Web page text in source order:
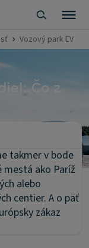
Vozový park EV
Čo z
takmer v bode
mestá ako Paríž
alebo
centier. A o päť
zákaz